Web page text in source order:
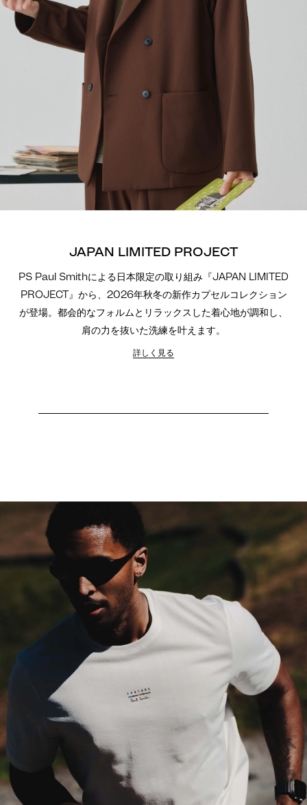
JAPAN LIMITED PROJECT
PS Paul Smithによる日本限定の取り組み『JAPAN LIMITED
PROJECT』から、2026年秋冬の新作カプセルコレクション
が登場。都会的なフォルムとリラックスした着心地が調和し、
肩の力を抜いた洗練を叶えます。
詳しく見る